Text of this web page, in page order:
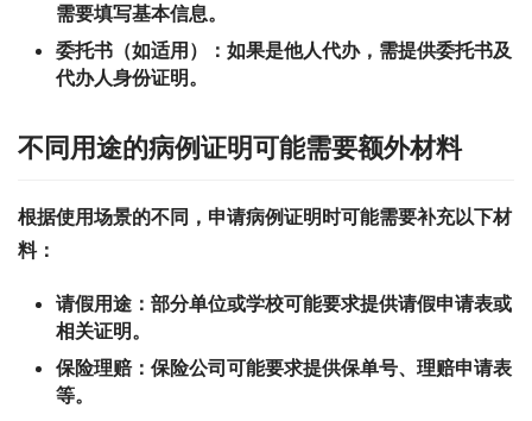
需要填写基本信息。
委托书（如适用）： 如果是他人代办，需提供委托书及
代办人身份证明。
不同用途的病例证明可能需要额外材料
根据使用场景的不同，申请病例证明时可能需要补充以下材
料：
请假用途： 部分单位或学校可能要求提供请假申请表或
相关证明。
保险理赔： 保险公司可能要求提供保单号、理赔申请表
等。